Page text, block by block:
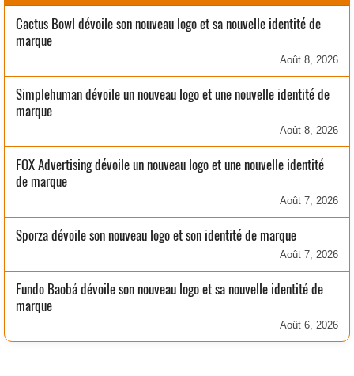
Cactus Bowl dévoile son nouveau logo et sa nouvelle identité de
marque
Août 8, 2026
Simplehuman dévoile un nouveau logo et une nouvelle identité de
marque
Août 8, 2026
FOX Advertising dévoile un nouveau logo et une nouvelle identité
de marque
Août 7, 2026
Sporza dévoile son nouveau logo et son identité de marque
Août 7, 2026
Fundo Baobá dévoile son nouveau logo et sa nouvelle identité de
marque
Août 6, 2026